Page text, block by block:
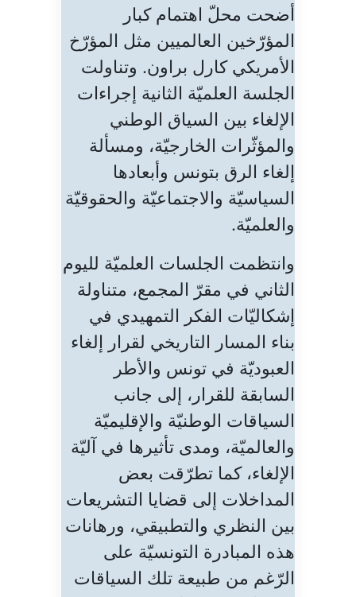
أضحت محلّ اهتمام كبار
المؤرّخين العالميين مثل المؤرّخ
الأمريكي كارل براون. وتناولت
الجلسة العلميّة الثانية إجراءات
الإلغاء بين السياق الوطني
والمؤثّرات الخارجيّة، ومسألة
إلغاء الرق بتونس وأبعادها
السياسيّة والاجتماعيّة والحقوقيّة
والعلميّة.
وانتظمت الجلسات العلميّة لليوم
الثاني في مقرّ المجمع، متناولة
إشكاليّات الفكر التمهيدي في
بناء المسار التاريخي لقرار إلغاء
العبوديّة في تونس والأطر
السابقة للقرار، إلى جانب
السياقات الوطنيّة والإقليميّة
والعالميّة، ومدى تأثيرها في آليّة
الإلغاء، كما تطرّقت بعض
المداخلات إلى قضايا التشريعات
بين النظري والتطبيقي، ورهانات
هذه المبادرة التونسيّة على
الرّغم من طبيعة تلك السياقات